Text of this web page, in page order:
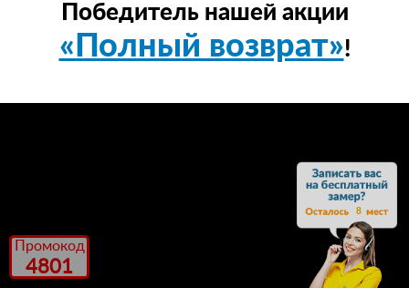
8
Промокод
4801
Победитель нашей акции
«Полный возврат»!